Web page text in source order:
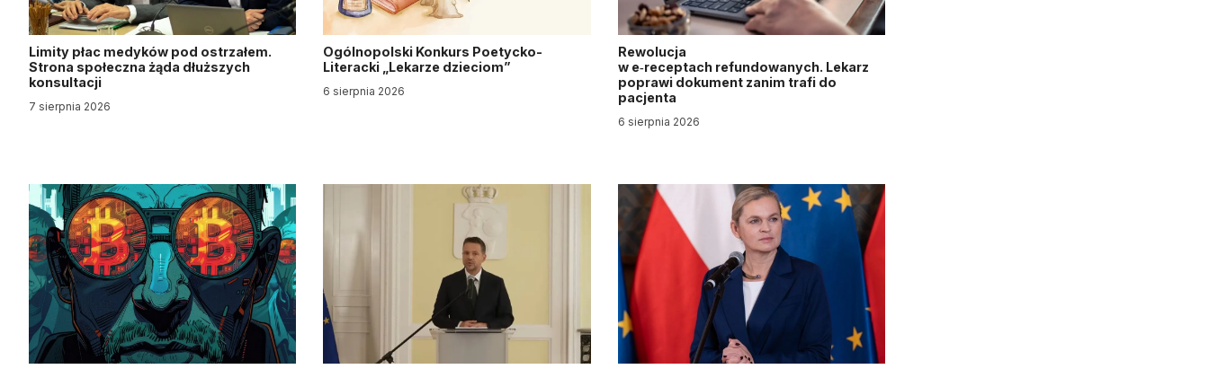
Limity płac medyków pod ostrzałem.
Strona społeczna żąda dłuższych
konsultacji
7 sierpnia 2026
Ogólnopolski Konkurs Poetycko-
Literacki „Lekarze dzieciom”
6 sierpnia 2026
Rewolucja
w e‑receptach refundowanych. Lekarz
poprawi dokument zanim trafi do
pacjenta
6 sierpnia 2026